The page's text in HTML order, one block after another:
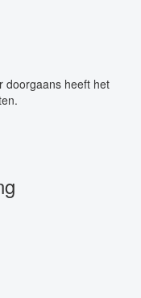
doorgaans heeft het